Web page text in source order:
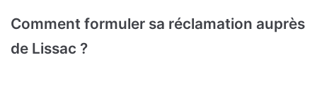
Comment formuler sa réclamation auprès
de Lissac ?